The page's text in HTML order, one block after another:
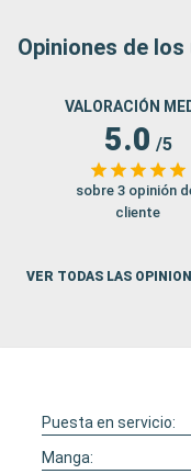
Opiniones de
VALORACIÓN
5.0 /5
sobre 3 opinión
cliente
VER TODAS LAS
Puesta en servicio:
Manga: